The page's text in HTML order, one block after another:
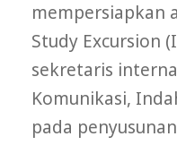
mempersiapkan
Study Excursion
sekretaris
Komunikasi,
pada